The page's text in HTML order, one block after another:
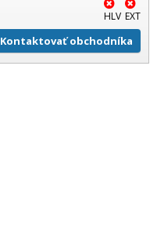
HLV EXT
Kontaktovať obchodníka